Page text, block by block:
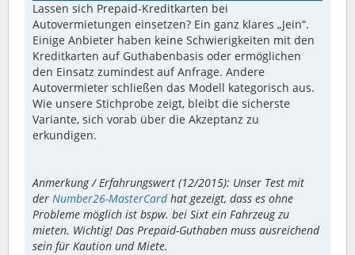
Lassen sich Prepaid-Kreditkarten bei
Autovermietungen einsetzen? Ein ganz klares „Jein“.
Einige Anbieter haben keine Schwierigkeiten mit den
Kreditkarten auf Guthabenbasis oder ermöglichen
den Einsatz zumindest auf Anfrage. Andere
Autovermieter schließen das Modell kategorisch aus.
Wie unsere Stichprobe zeigt, bleibt die sicherste
Variante, sich vorab über die Akzeptanz zu
erkundigen.
Anmerkung / Erfahrungswert (12/2015): Unser Test mit
der Number26-MasterCardhat gezeigt, dass es ohne
Probleme möglich ist bspw. bei Sixt ein Fahrzeug zu
mieten. Wichtig! Das Prepaid-Guthaben muss ausreichend
sein für Kaution und Miete.